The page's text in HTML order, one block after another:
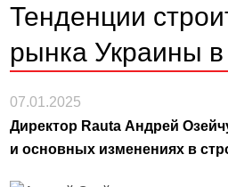
Тенденции
рынка Украины в
07.01.2025
Директор Rauta Андрей
и основных изменениях в